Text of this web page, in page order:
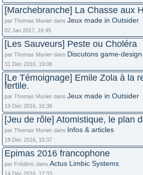
[Marchebranche] La Chasse aux
par Thomas Munier dans Jeux made in Outsider
02 Jan 2017, 16:45
[Les Sauveurs] Peste ou Choléra
par Thomas Munier dans Discutons game-design
31 Déc 2016, 19:08
[Le Témoignage] Emile Zola à la
fertile.
par Thomas Munier dans Jeux made in Outsider
19 Déc 2016, 16:38
[Jeu de rôle] Atomistique, le plan
par Thomas Munier dans Infos & articles
18 Déc 2016, 15:37
Epimas 2016 francophone
par Frédéric dans Actus Limbic Systems
14 Déc 2016, 12:33